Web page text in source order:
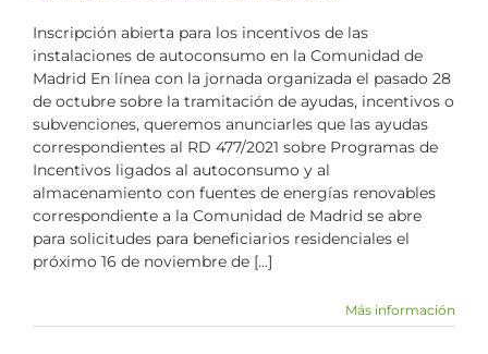
Inscripción abierta para los incentivos de las
instalaciones de autoconsumo en la Comunidad de
Madrid En línea con la jornada organizada el pasado 28
de octubre sobre la tramitación de ayudas, incentivos o
subvenciones, queremos anunciarles que las ayudas
correspondientes al RD 477/2021 sobre Programas de
Incentivos ligados al autoconsumo y al
almacenamiento con fuentes de energías renovables
correspondiente a la Comunidad de Madrid se abre
para solicitudes para beneficiarios residenciales el
próximo 16 de noviembre de [...]
Más información